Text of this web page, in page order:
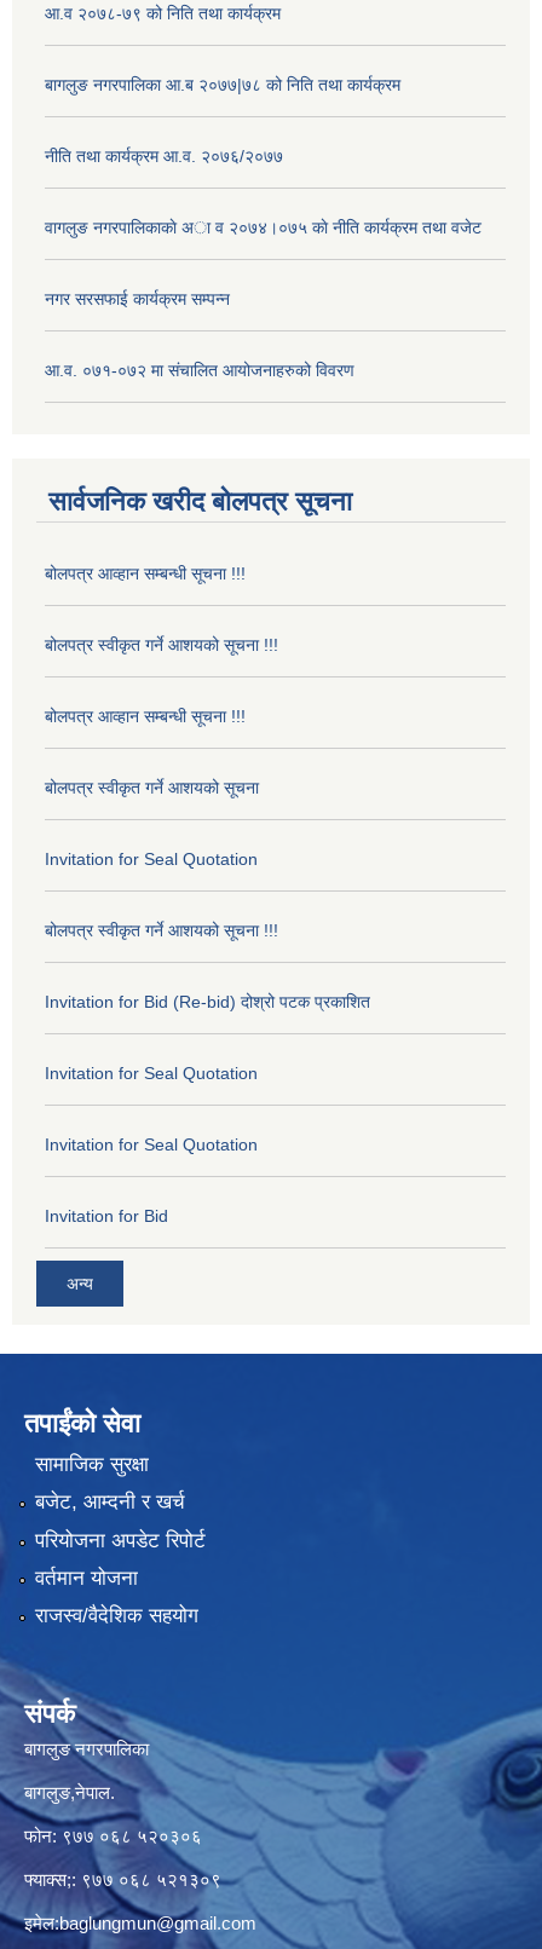
आ.व २०७८-७९ को निति तथा कार्यक्रम
बागलुङ नगरपालिका आ.ब २०७७|७८ को निति तथा कार्यक्रम
नीति तथा कार्यक्रम आ.व. २०७६/२०७७
वागलुङ नगरपालिकाकाे अा‍ व २०७४।०७५ काे नीति कार्यक्रम तथा वजेट
नगर सरसफाई कार्यक्रम सम्पन्न
आ.व. ०७१-०७२ मा संचालित आयोजनाहरुको विवरण
सार्वजनिक खरीद बोलपत्र सूचना
बोलपत्र आव्हान सम्बन्धी सूचना !!!
बोलपत्र स्वीकृत गर्ने आशयको सूचना !!!
बोलपत्र आव्हान सम्बन्धी सूचना !!!
बोलपत्र स्वीकृत गर्ने आशयको सूचना
Invitation for Seal Quotation
बोलपत्र स्वीकृत गर्ने आशयको सूचना !!!
Invitation for Bid (Re-bid) दोश्रो पटक प्रकाशित
Invitation for Seal Quotation
Invitation for Seal Quotation
Invitation for Bid
अन्य
तपाईंको सेवा
सामाजिक सुरक्षा
बजेट, आम्दनी र खर्च
परियोजना अपडेट रिपोर्ट
वर्तमान योजना
राजस्व/वैदेशिक सहयोग
संपर्क
बागलुङ नगरपालिका
बागलुङ,नेपाल.
फोन: ९७७ ०६८ ५२०३०६
फ्याक्स;: ९७७ ०६८ ५२१३०९
इमेल:baglungmun@gmail.com